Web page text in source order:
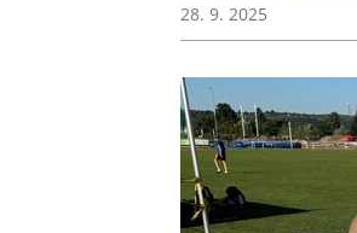
28. 9. 2025